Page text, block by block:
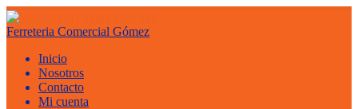
Saltar
al
contenido
Ferreteria Comercial Gómez
Inicio
Nosotros
Contacto
Mi cuenta